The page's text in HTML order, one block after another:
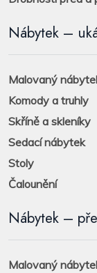
Nábytek –
Malovaný
Komody a truhly
Skříně a skleníky
Sedací nábytek
Stoly
Čalounění
Nábytek –
Malovaný